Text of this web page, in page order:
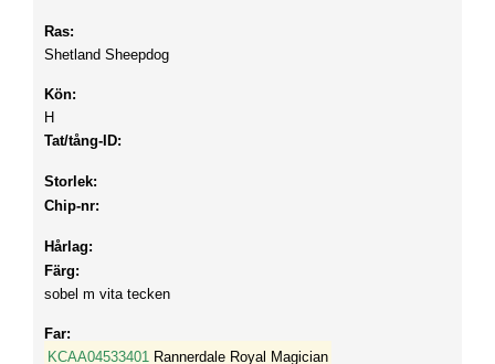
Ras:
Shetland Sheepdog
Kön:
H
Tat/tång-ID:
Storlek:
Chip-nr:
Hårlag:
Färg:
sobel m vita tecken
Far:
KCAA04533401 Rannerdale Royal Magician